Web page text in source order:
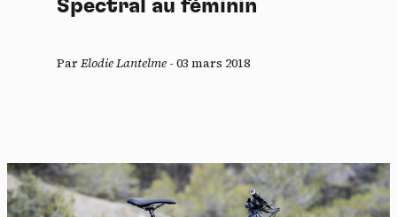
Spectral au féminin
ParElodie Lantelme - 03 mars 2018